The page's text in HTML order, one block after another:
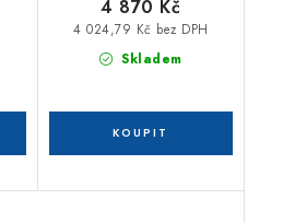
Skladem
4 024,79 Kč bez DPH
4 870 Kč